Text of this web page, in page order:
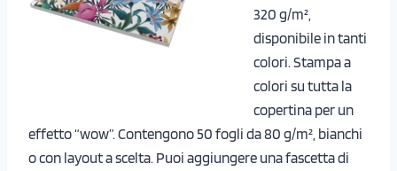
320 g/m²,
disponibile in tanti
colori. Stampa a
colori su tutta la
copertina per un
effetto “wow”. Contengono 50 fogli da 80 g/m², bianchi
o con layout a scelta. Puoi aggiungere una fascetta di